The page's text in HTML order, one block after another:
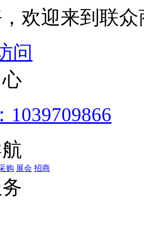
欢迎来到联众
问
1039709866
购 展会 招商